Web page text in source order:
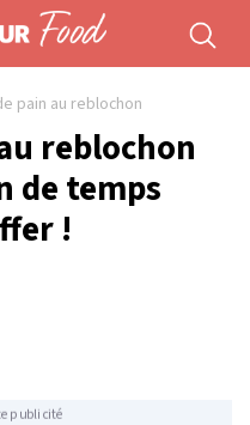
pain au reblochon
reblochon
de temps
!
publicité